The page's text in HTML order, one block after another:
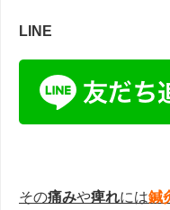
LINE
その痛みや痺れには鍼